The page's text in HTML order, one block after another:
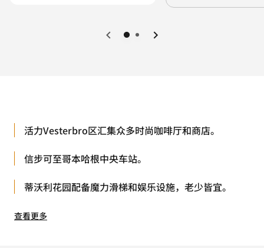
上一页 下一页
活力Vesterbro区汇集众多时尚咖啡厅和商店。
信步可至哥本哈根中央车站。
蒂沃利花园配备魔力滑梯和娱乐设施，老少皆宜。
查看更多